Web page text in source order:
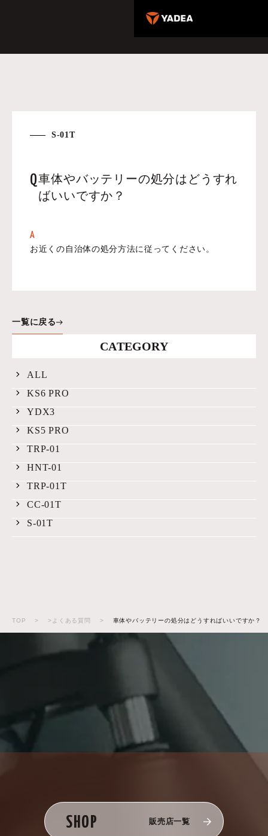
CATEGORY
ALL
KS6 PRO
YDX3
KS5 PRO
TRP-01
HNT-01
TRP-01T
CC-01T
S-01T
S-01T
Q車体やバッテリーの処分はどうすれ
ばいいですか？
A
お近くの自治体の処分方法に従ってください。
一覧に戻る
TOP > >よくある質問 > 車体やバッテリーの処分はどうすればいいですか？
SHOP 販売店一覧